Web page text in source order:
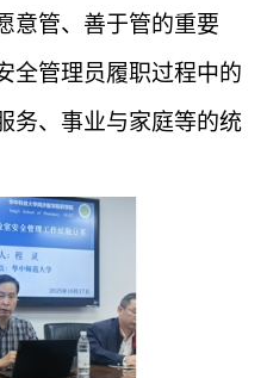
意管、善于管的重要
全管理员履职过程中的
务、事业与家庭等的统